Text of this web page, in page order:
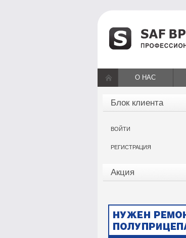
О НАС
Блок клиента
ВОЙТИ
РЕГИСТРАЦИЯ
Акция